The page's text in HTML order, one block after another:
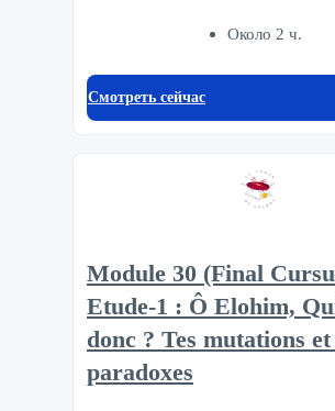
Около 2 ч.
Смотреть сейчас
Module 30 (Final
Etude-1 : Ô Elohim,
donc ? Tes mutations et
paradoxes